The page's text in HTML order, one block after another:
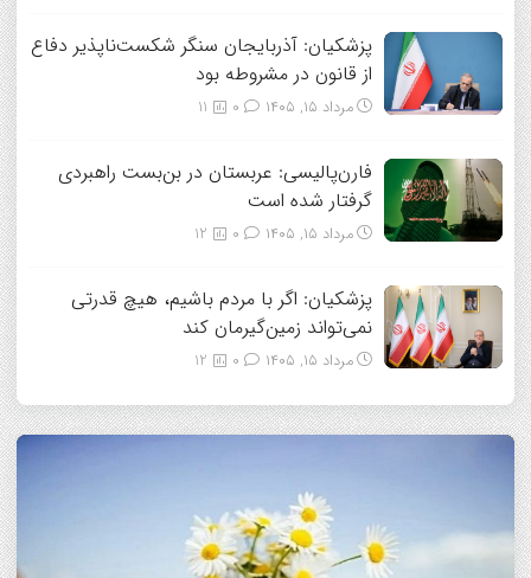
پزشکیان: آذربایجان سنگر شکست‌ناپذیر دفاع
از قانون در مشروطه بود
مرداد ۱۵, ۱۴۰۵ 11
فارن‌پالیسی: عربستان در بن‌بست راهبردی
گرفتار شده است
مرداد ۱۵, ۱۴۰۵ 12
پزشکیان: اگر با مردم باشیم، هیچ قدرتی
نمی‌تواند زمین‌گیرمان کند
مرداد ۱۵, ۱۴۰۵ 12